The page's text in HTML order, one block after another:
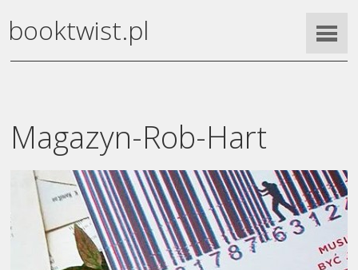
booktwist.pl
Magazyn-Rob-Hart